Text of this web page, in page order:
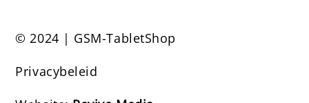
© 2024 | GSM-TabletShop
Privacybeleid